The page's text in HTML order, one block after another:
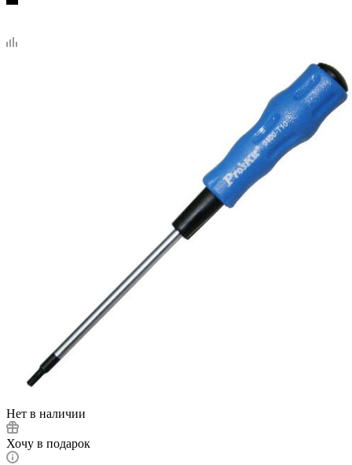
Нет в наличии
Хочу в подарок